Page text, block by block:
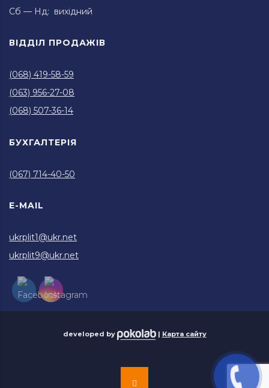
Сб — Нд: вихідний
ВІДДІЛ ПРОДАЖІВ
(068) 419-58-59
(063) 956-27-08
(068) 507-36-14
БУХГАЛТЕРІЯ
(067) 714-40-50
E-MAIL
ukrplit1@ukr.net
ukrplit9@ukr.net
developed by | Карта сайту